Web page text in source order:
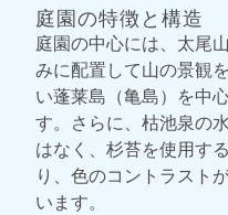
庭園の特徴と構造
庭園の中心には、太尾
みに配置して山の景観
い蓬莱島（亀島）を中
す。さらに、枯池泉の
はなく、杉苔を使用す
り、色のコントラスト
います。